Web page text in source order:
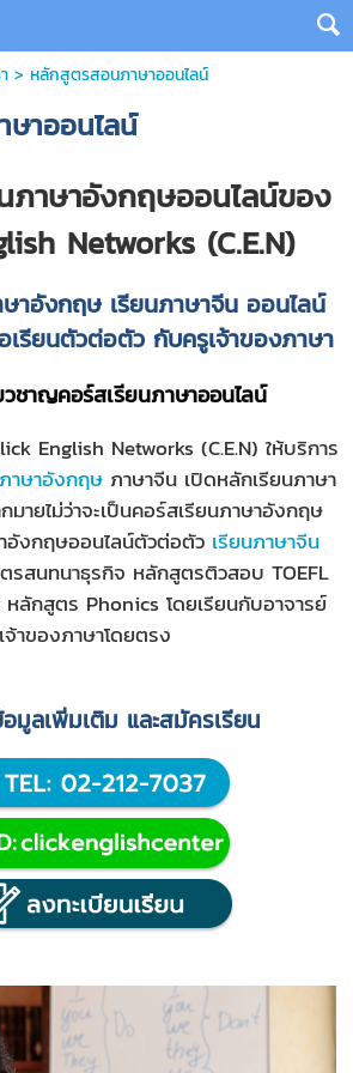
> หลักสูตรสอนภาษาออนไลน์
าออนไลน์
ภาษาอังกฤษออนไลน์ของ
Networks (C.E.N)
ษาอังกฤษ เรียนภาษาจีน ออนไลน์
เรียนตัวต่อตัว กับครูเจ้าของภาษา
วชาญคอร์สเรียนภาษาออนไลน์
English Networks (C.E.N) ให้บริการ
าษาอังกฤษภาษาจีน เปิดหลักเรียนภาษา
ายไม่ว่าจะเป็นคอร์สเรียนภาษาอังกฤษ
อังกฤษออนไลน์ตัวต่อตัว เรียนภาษาจีน
สนทนาธุรกิจ หลักสูตรติวสอบ TOEFL
หลักสูตร Phonics โดยเรียนกับอาจารย์
เจ้าของภาษาโดยตรง
มูลเพิ่มเติม และสมัครเรียน